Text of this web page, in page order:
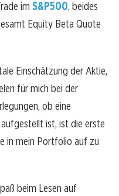
im S&P500, beides
Equity Beta Quote
Einschätzung der Aktie,
für mich bei der
ob eine
ist, ist die erste
in mein Portfolio auf zu
beim Lesen auf